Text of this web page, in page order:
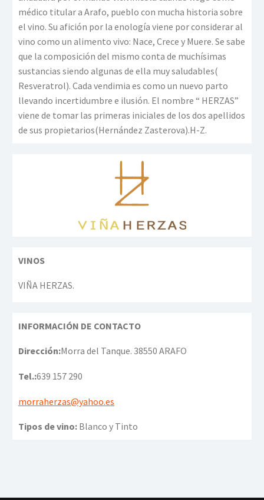
médico titular a Arafo, pueblo con mucha historia sobre
el vino. Su afición por la enología viene por considerar al
vino como un alimento vivo: Nace, Crece y Muere. Se sabe
que la composición del mismo conta de muchísimas
sustancias siendo algunas de ella muy saludables(
Resveratrol). Cada vendimia es como un nuevo parto
llevando incertidumbre e ilusión. El nombre “ HERZAS”
viene de tomar las primeras iniciales de los dos apellidos
de sus propietarios(Hernández Zasterova).H-Z.
VINOS
VIÑA HERZAS.
INFORMACIÓN DE CONTACTO
Dirección:Morra del Tanque. 38550 ARAFO
Tel.:639 157 290
morraherzas@yahoo.es
Tipos de vino: Blanco y Tinto